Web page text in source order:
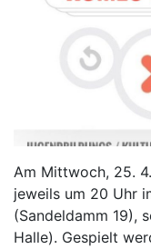
Am Mittwoch, 25.
jeweils um 20 Uhr
(Sandeldamm 19),
Halle). Gespielt